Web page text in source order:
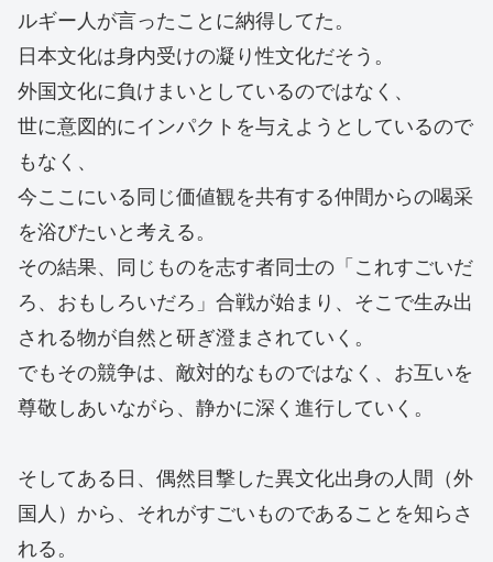
ルギー人が言ったことに納得してた。
日本文化は身内受けの凝り性文化だそう。
外国文化に負けまいとしているのではなく、
世に意図的にインパクトを与えようとしているので
もなく、
今ここにいる同じ価値観を共有する仲間からの喝采
を浴びたいと考える。
その結果、同じものを志す者同士の「これすごいだ
ろ、おもしろいだろ」合戦が始まり、そこで生み出
される物が自然と研ぎ澄まされていく。
でもその競争は、敵対的なものではなく、お互いを
尊敬しあいながら、静かに深く進行していく。
そしてある日、偶然目撃した異文化出身の人間（外
国人）から、それがすごいものであることを知らさ
れる。